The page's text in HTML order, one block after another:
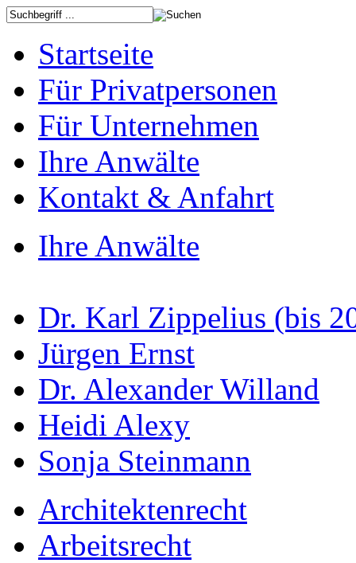
Startseite
Für Privatpersonen
Für Unternehmen
Ihre Anwälte
Kontakt & Anfahrt
Ihre Anwälte
Dr. Karl Zippelius (bis
Jürgen Ernst
Dr. Alexander Willand
Heidi Alexy
Sonja Steinmann
Architektenrecht
Arbeitsrecht